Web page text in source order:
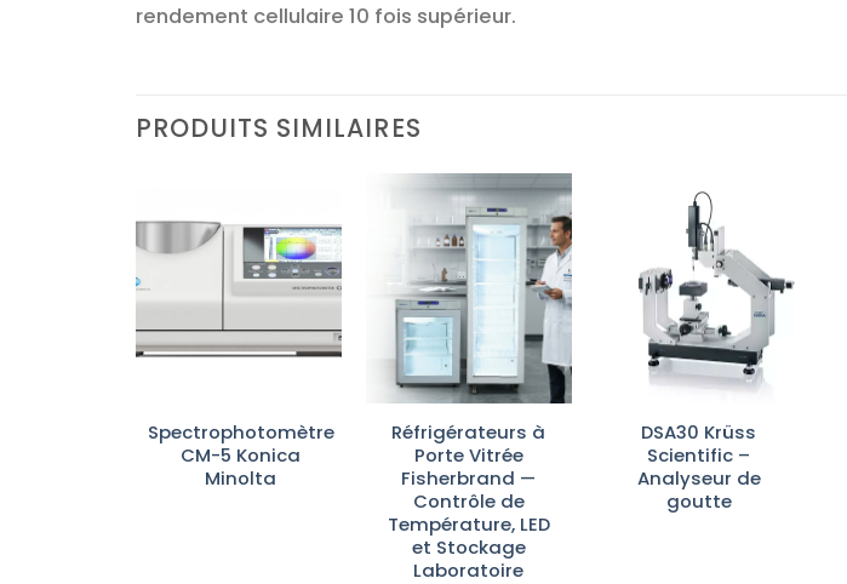
rendement cellulaire 10 fois supérieur.
PRODUITS SIMILAIRES
Ajouter
Spectrophotomètre
CM-5 Konica
Minolta
Ajouter
à la liste
d’envies
Réfrigérateurs à
Porte Vitrée
Fisherbrand —
Contrôle de
Température, LED
et Stockage
Laboratoire
Ajouter
à la liste
d’envies
DSA30 Krüss
Scientific –
Analyseur de
goutte